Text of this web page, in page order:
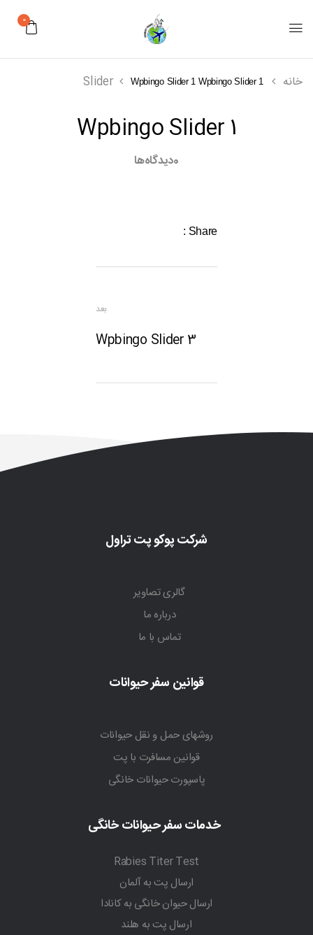
0
خانه Slider Wpbingo Slider 1 Wpbingo Slider 1
Wpbingo Slider 1
0دیدگاه‌ها
Share :
بعد
Wpbingo Slider 3
شرکت پوکو پت تراول
گالری تصاویر
درباره ما
تماس با ما
قوانین سفر حیوانات
روشهای حمل و نقل حیوانات
قوانین مسافرت با پت
پاسپورت حیوانات خانگی
خدمات سفر حیوانات خانگی
Rabies Titer Test
ارسال پت به آلمان
ارسال حیوان خانگی به کانادا
ارسال پت به هلند